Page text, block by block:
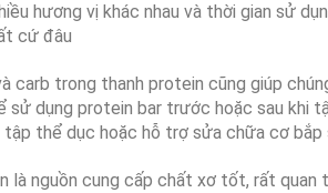
hương vị khác nhau và thời gian sử
cứ đâu
carb trong thanh protein cũng giúp
sử dụng protein bar trước hoặc sau khi
thể dục hoặc hỗ trợ sửa chữa cơ bắp
là nguồn cung cấp chất xơ tốt, rất quan